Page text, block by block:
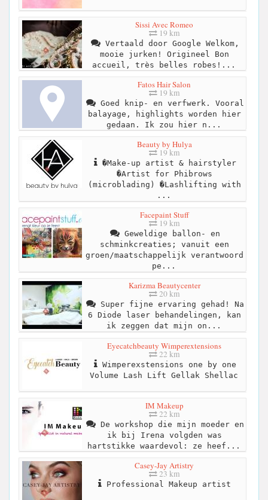
Sissi Avec Romeo
19 km
Vertaald door Google Welkom,
mooie jurken! Origineel Bon
accueil, très belles robes!...
Fatos Hair Salon
19 km
Goed knip- en verfwerk. Vooral
balayage, highlights worden hier
gedaan. Ik zou hier n...
Beauty by Hulya
19 km
�Make-up artist & hairstyler
�Artist for Phibrows
(microblading) �Lashlifting with
...
Facepaint Stuff
19 km
Geweldige ballon- en
schminkcreaties; vanuit een
groen/maatschappelijk verantwoord
pe...
Karizma Beautycenter
20 km
Super fijne ervaring gehad! Na
6 Diode laser behandelingen, kan
ik zeggen dat mijn on...
Eyecatchbeauty Wimperextensions
22 km
Wimperexstensions one by one
Volume Lash Lift Gellak Shellac
IM Makeup
22 km
De workshop die mijn moeder en
ik bij Irena volgden was
hartstikke waardevol: ze heef...
Casey-Jay Artistry
23 km
Professional Makeup artist